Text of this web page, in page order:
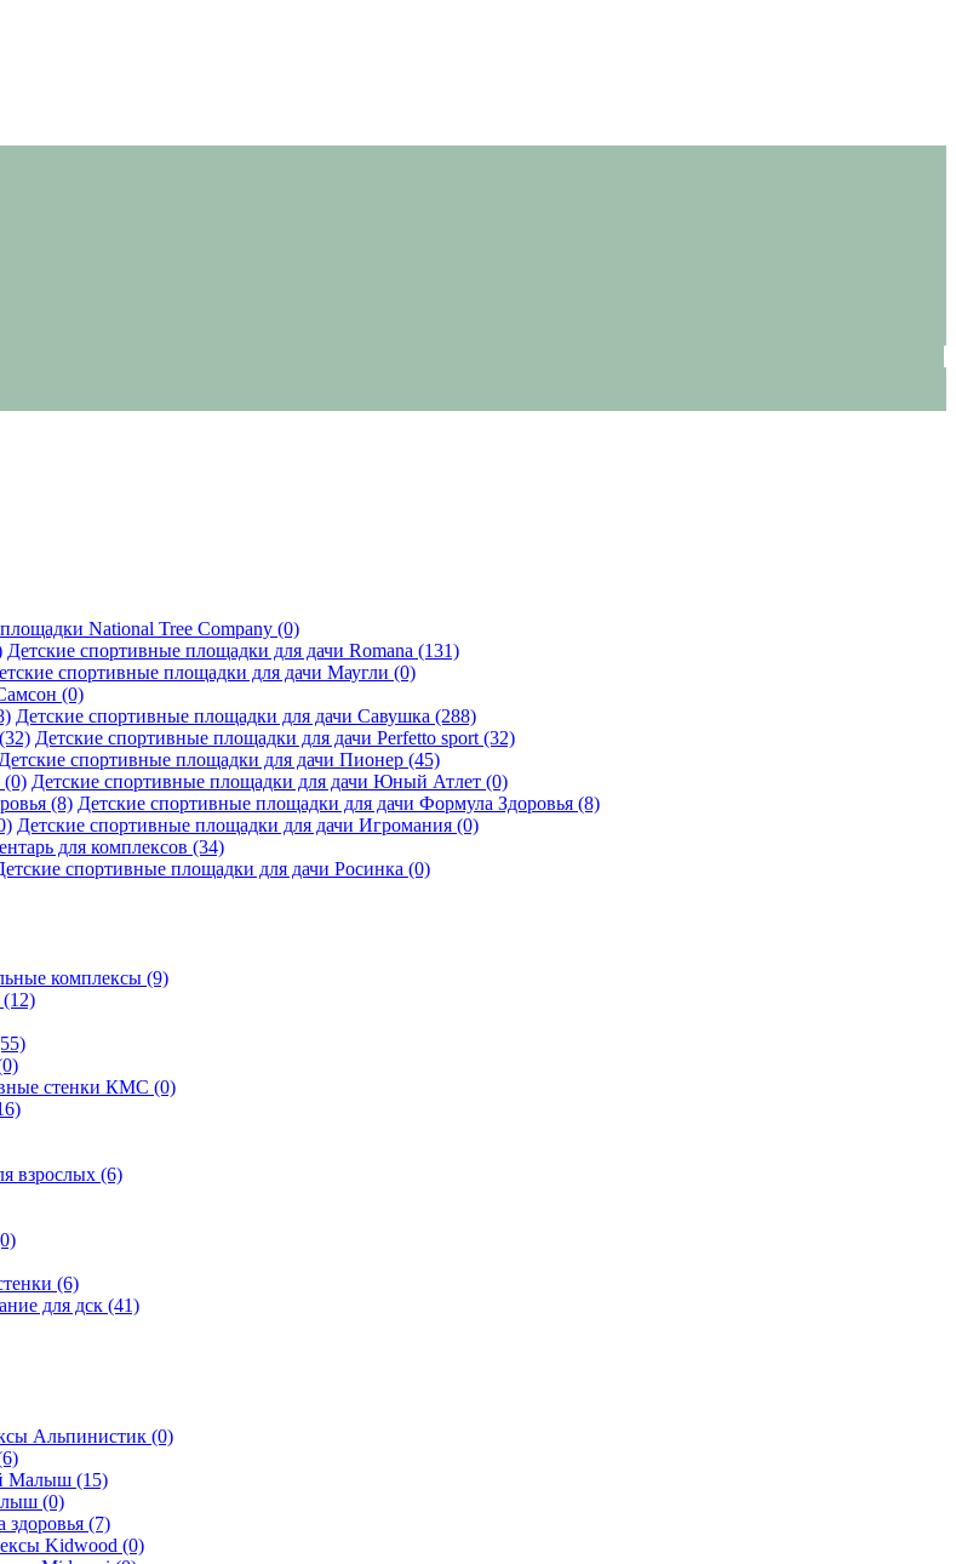
National Tree Company (0)
Детские спортивные площадки для дачи Romana (131)
спортивные площадки для дачи Маугли (0)
(0)
Детские спортивные площадки для дачи Савушка (288)
Детские спортивные площадки для дачи Perfetto sport (32)
Детские спортивные площадки для дачи Пионер (45)
Детские спортивные площадки для дачи Юный Атлет (0)
Детские спортивные площадки для дачи Формула Здоровья (8)
Детские спортивные площадки для дачи Игромания (0)
для комплексов (34)
спортивные площадки для дачи Росинка (0)
комплексы (9)
стенки КМС (0)
взрослых (6)
(6)
для дск (41)
Альпинистик (0)
Малыш (15)
(0)
(7)
Kidwood (0)